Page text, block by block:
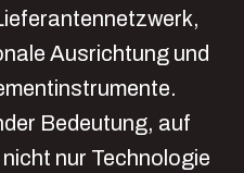
Ausrichtung und
Bedeutung, auf
nur Technologie